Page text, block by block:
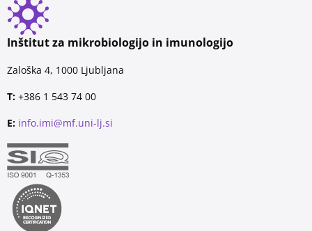
Inštitut za mikrobiologijo in imunologijo
Zaloška 4, 1000 Ljubljana
T: +386 1 543 74 00
E: info.imi@mf.uni-lj.si